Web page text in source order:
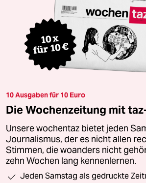
10 Ausgaben für 10 Euro
Die Wochenzeitung mit
Unsere wochentaz bietet jeden
Journalismus, der es nicht allen
Stimmen, die woanders nicht
zehn Wochen lang kennenlernen.
Jeden Samstag als gedruckte